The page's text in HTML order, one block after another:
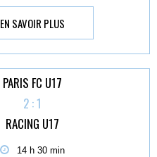
EN SAVOIR PLUS
PARIS FC U17
2 : 1
RACING U17
14 h 30 min